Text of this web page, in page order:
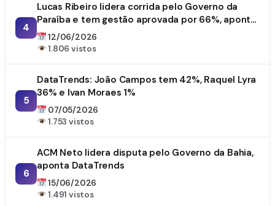
4
Lucas Ribeiro lidera corrida pelo Governo da
Paraíba e tem gestão aprovada por 66%, aponta
DataTrends
12/06/2026
1.806 vistos
5
DataTrends: João Campos tem 42%, Raquel Lyra
36% e Ivan Moraes 1%
07/05/2026
1.753 vistos
6
ACM Neto lidera disputa pelo Governo da Bahia,
aponta DataTrends
15/06/2026
1.491 vistos